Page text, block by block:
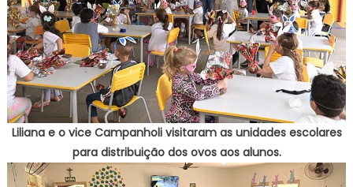
Liliana e o vice Campanholi visitaram as unidades escolares
para distribuição dos ovos aos alunos.